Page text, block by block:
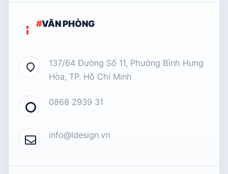
#VĂN PHÒNG
137/64 Đường Số 11, Phường Bình Hưng
Hòa, TP. Hồ Chí Minh
0868 2939 31
info@ldesign.vn